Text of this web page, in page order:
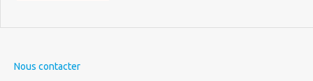
Nous contacter